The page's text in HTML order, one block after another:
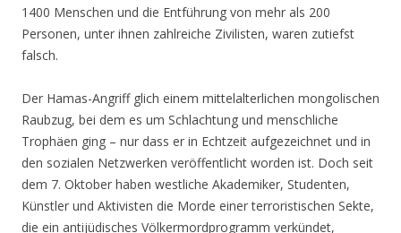
1400 Menschen und die Entführung von mehr als 200
Personen, unter ihnen zahlreiche Zivilisten, waren zutiefst
falsch.
Der Hamas-Angriff glich einem mittelalterlichen mongolischen
Raubzug, bei dem es um Schlachtung und menschliche
Trophäen ging – nur dass er in Echtzeit aufgezeichnet und in
den sozialen Netzwerken veröffentlicht worden ist. Doch seit
dem 7. Oktober haben westliche Akademiker, Studenten,
Künstler und Aktivisten die Morde einer terroristischen Sekte,
die ein antijüdisches Völkermordprogramm verkündet,